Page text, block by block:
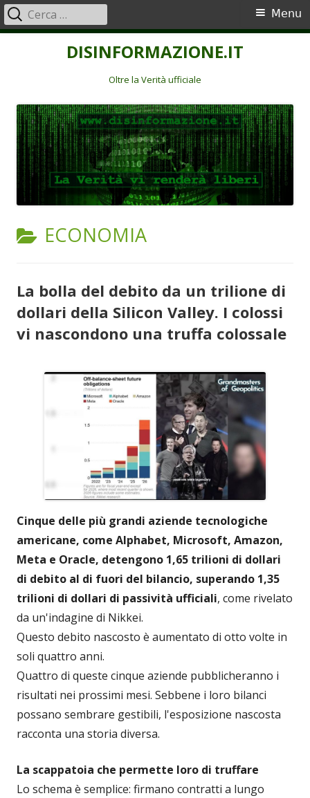
DISINFORMAZIONE.IT
Oltre la Verità ufficiale
Menu
principale
Menu
Ricerca
per:
CATEGORIA:
ECONOMIA
La bolla del debito da un trilione di
dollari della Silicon Valley. I colossi
vi nascondono una truffa colossale
Cinque delle più grandi aziende tecnologiche
americane, come Alphabet, Microsoft, Amazon,
Meta e Oracle, detengono 1,65 trilioni di dollari
di debito al di fuori del bilancio, superando 1,35
trilioni di dollari di passività ufficiali, come rivelato
da un'indagine di Nikkei.
Questo debito nascosto è aumentato di otto volte in
soli quattro anni.
Quattro di queste cinque aziende pubblicheranno i
risultati nei prossimi mesi. Sebbene i loro bilanci
possano sembrare gestibili, l'esposizione nascosta
racconta una storia diversa.
La scappatoia che permette loro di truffare
Lo schema è semplice: firmano contratti a lungo